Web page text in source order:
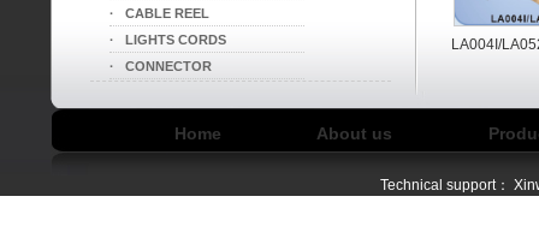
· CABLE REEL
· LIGHTS CORDS
· CONNECTOR
LA004I/
Home About us
Technical support：